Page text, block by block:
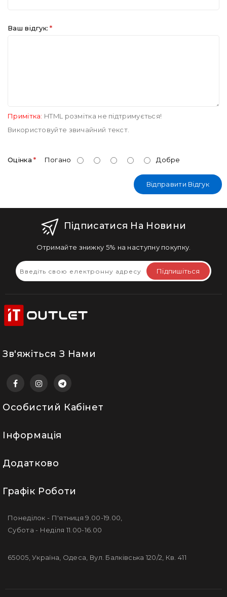
Ваш відгук:
Примітка: HTML розмітка не підтримується!
Використовуйте звичайний текст.
Оцінка Погано Добре
Відправити Відгук
Підписатися На Новини
Отримайте знижку 5% на наступну покупку.
Підпишіться
Зв'яжіться З Нами
Особистий Кабінет
Інформація
Додатково
Графік Роботи
Понеділок - П'ятниця 9.00-19.00,
Субота - Неділя 11.00-16.00
65005, Україна, Одеса, Вул. Балківська 120/2, Кв. 411